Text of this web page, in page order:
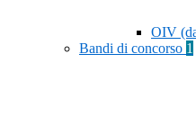
OIV
Bandi di concorso 1